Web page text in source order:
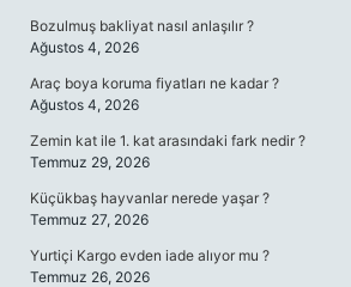
Bozulmuş bakliyat nasıl anlaşılır ?
Ağustos 4, 2026
Araç boya koruma fiyatları ne kadar ?
Ağustos 4, 2026
Zemin kat ile 1. kat arasındaki fark nedir ?
Temmuz 29, 2026
Küçükbaş hayvanlar nerede yaşar ?
Temmuz 27, 2026
Yurtiçi Kargo evden iade alıyor mu ?
Temmuz 26, 2026